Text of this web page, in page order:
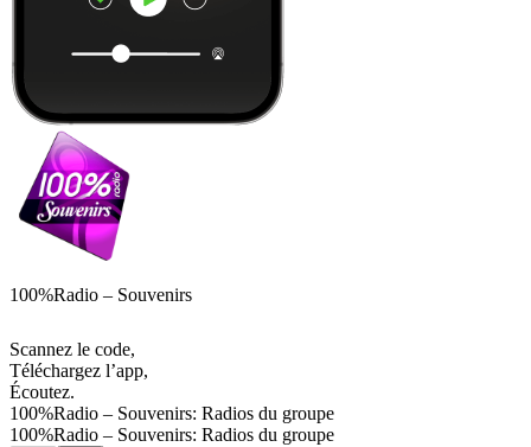
100%Radio – Souvenirs
Scannez le code,
Téléchargez l’app,
Écoutez.
100%Radio – Souvenirs: Radios du groupe
100%Radio – Souvenirs: Radios du groupe